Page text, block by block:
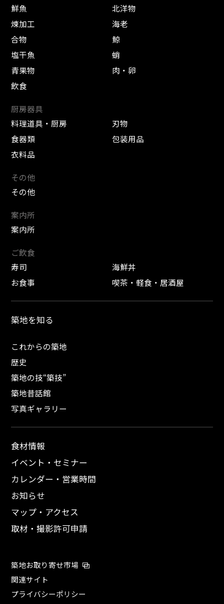
鮮魚
北洋物
煉加工
海老
合物
鯨
塩干魚
蛸
青果物
肉・卵
飲食
厨房器具
料理道具・厨房
刃物
食器類
包装用品
衣料品
その他
その他
案内所
案内所
ご飲食
寿司
海鮮丼
お食事
喫茶・軽食・居酒屋
築地を知る
これからの築地
歴史
築地の技“築技”
築地昔話館
写真ギャラリー
食材情報
イベント・セミナー
カレンダー・営業時間
お知らせ
マップ・アクセス
取材・撮影許可申請
築地お取り寄せ市場
関連サイト
プライバシーポリシー